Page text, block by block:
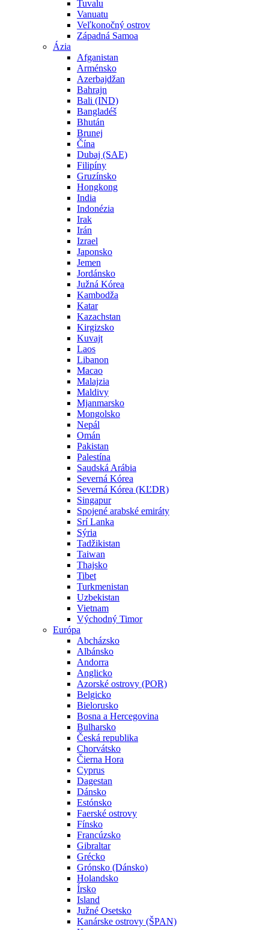
Tuvalu
Vanuatu
Veľkonočný ostrov
Západná Samoa
Ázia
Afganistan
Arménsko
Azerbajdžan
Bahrajn
Bali (IND)
Bangladéš
Bhután
Brunej
Čína
Dubaj (SAE)
Filipíny
Gruzínsko
Hongkong
India
Indonézia
Irak
Irán
Izrael
Japonsko
Jemen
Jordánsko
Južná Kórea
Kambodža
Katar
Kazachstan
Kirgizsko
Kuvajt
Laos
Libanon
Macao
Malajzia
Maldivy
Mjanmarsko
Mongolsko
Nepál
Omán
Pakistan
Palestína
Saudská Arábia
Severná Kórea
Severná Kórea (KĽDR)
Singapur
Spojené arabské emiráty
Srí Lanka
Sýria
Tadžikistan
Taiwan
Thajsko
Tibet
Turkmenistan
Uzbekistan
Vietnam
Východný Timor
Európa
Abcházsko
Albánsko
Andorra
Anglicko
Azorské ostrovy (POR)
Belgicko
Bielorusko
Bosna a Hercegovina
Bulharsko
Česká republika
Chorvátsko
Čierna Hora
Cyprus
Dagestan
Dánsko
Estónsko
Faerské ostrovy
Fínsko
Francúzsko
Gibraltar
Grécko
Grónsko (Dánsko)
Holandsko
Írsko
Island
Južné Osetsko
Kanárske ostrovy (ŠPAN)